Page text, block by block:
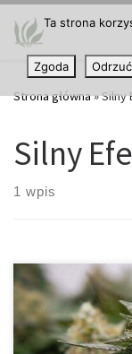
Przejdź do treści
Strona główna»Silny
Silny
1 wpis
Nowoczesna
Ta strona
Zgoda